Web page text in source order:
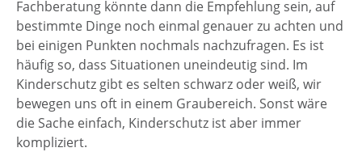
Fachberatung könnte dann die Empfehlung sein, auf
bestimmte Dinge noch einmal genauer zu achten und
bei einigen Punkten nochmals nachzufragen. Es ist
häufig so, dass Situationen uneindeutig sind. Im
Kinderschutz gibt es selten schwarz oder weiß, wir
bewegen uns oft in einem Graubereich. Sonst wäre
die Sache einfach, Kinderschutz ist aber immer
kompliziert.